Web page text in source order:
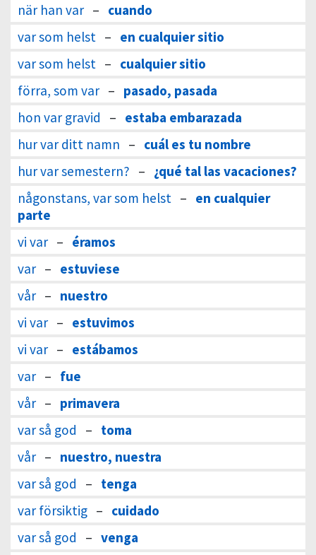
när han var – cuando
var som helst – en cualquier sitio
var som helst – cualquier sitio
förra, som var – pasado, pasada
hon var gravid
– estaba embarazada
hur var ditt namn – cuál es tu nombre
hur var semestern? – ¿qué tal las vacaciones?
någonstans, var som helst – en cualquier
parte
vi var – éramos
var – estuviese
vår – nuestro
vi var – estuvimos
vi var – estábamos
var – fue
vår – primavera
var så god
– toma
vår – nuestro, nuestra
var så god
– tenga
var försiktig – cuidado
var så god
– venga